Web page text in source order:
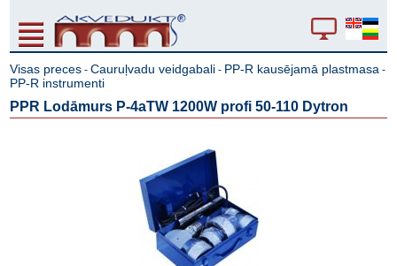
Visas preces -Cauruļvadu veidgabali - PP-R kausējamā plastmasa -
PP-R instrumenti
PPR Lodāmurs P-4aTW 1200W profi 50-110 Dytron